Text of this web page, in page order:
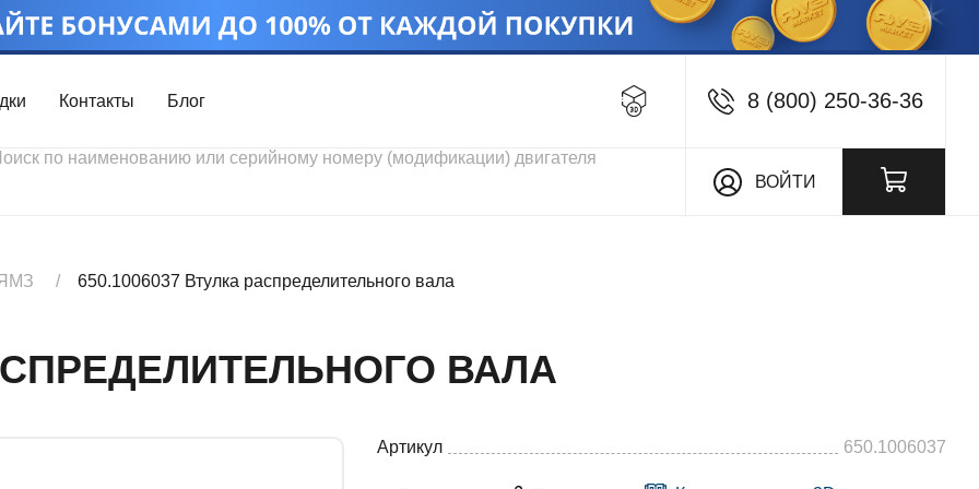
Контакты Блог 8 (800) 250-36-36
ВОЙТИ
Скидки
ЯМЗ 650.1006037 Втулка распределительного вала
ВАЛА
Артикул 650.1006037